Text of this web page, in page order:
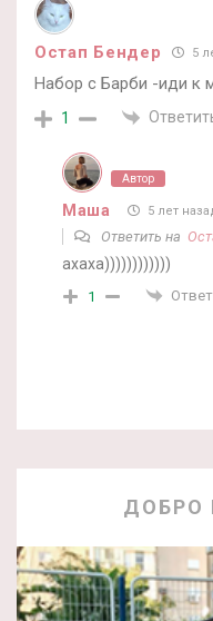
Остап Бендер 5
Набор с Барби -иди к
1
Автор
Маша 5 лет
Ответить на
ахаха))))))))))))
1
ДОБРО